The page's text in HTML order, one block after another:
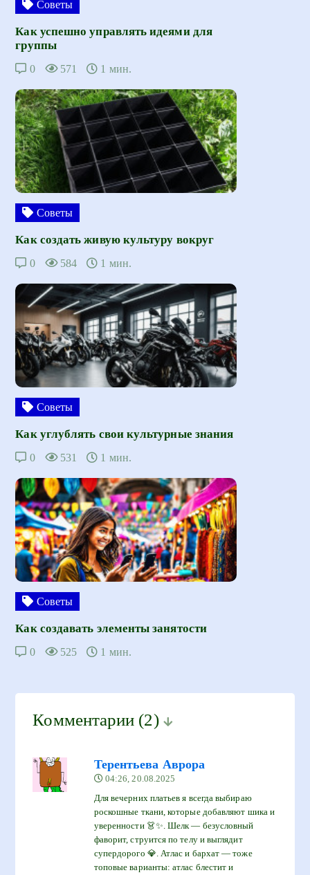
Советы
Как успешно управлять идеями для
группы
0 571 1 мин.
Советы
Как создать живую культуру вокруг
0 584 1 мин.
Советы
Как углублять свои культурные знания
0 531 1 мин.
Советы
Как создавать элементы занятости
0 525 1 мин.
Комментарии (2)
Терентьева Аврора
04:26, 20.08.2025
Для вечерних платьев я всегда выбираю
роскошные ткани, которые добавляют шика и
уверенности 👗✨. Шелк — безусловный
фаворит, струится по телу и выглядит
супердорого 💎. Атлас и бархат — тоже
топовые варианты: атлас блестит и